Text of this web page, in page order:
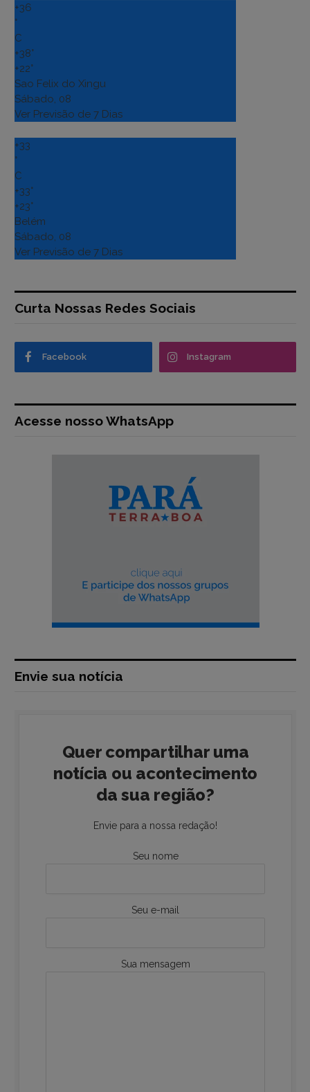
+36
°
C
+38°
+22°
Sao Felix do Xingu
Sábado, 08
Ver Previsão de 7 Dias
+33
°
C
+33°
+23°
Belém
Sábado, 08
Ver Previsão de 7 Dias
Curta Nossas Redes Sociais
Facebook Instagram
Acesse nosso WhatsApp
Envie sua notícia
Quer compartilhar uma
notícia ou acontecimento
da sua região?
Envie para a nossa redação!
Seu nome
Seu e-mail
Sua mensagem